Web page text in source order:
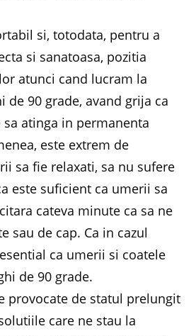
si, totodata, pentru a
si sanatoasa, pozitia
atunci cand lucram la
de 90 grade, avand grija ca
atinga in permanenta
este extrem de
sa fie relaxati, sa nu sufere
este suficient ca umerii sa
cateva minute ca sa ne
sau de cap. Ca in cazul
ca umerii si coatele
de 90 grade.
provocate de statul prelungit
care ne stau la